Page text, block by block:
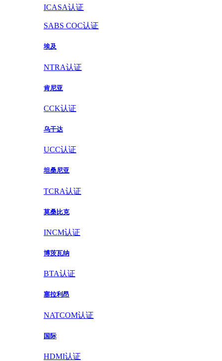
ICASA认证
SABS COC认证
埃及
NTRA认证
肯尼亚
CCK认证
乌干达
UCC认证
坦桑尼亚
TCRA认证
莫桑比克
INCM认证
博茨瓦纳
BTA认证
塞拉利昂
NATCOM认证
国际
HDMI认证